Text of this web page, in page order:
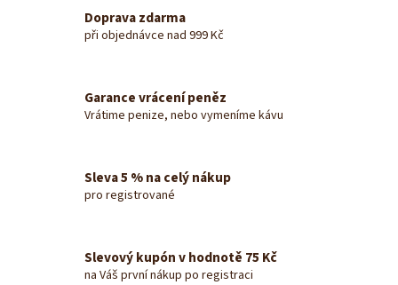
Doprava zdarma
při objednávce nad 999 Kč
Garance vrácení peněz
Vrátime penize, nebo vymeníme kávu
Sleva 5 % na celý nákup
pro registrované
Slevový kupón v hodnotě 75 Kč
na Váš první nákup po registraci